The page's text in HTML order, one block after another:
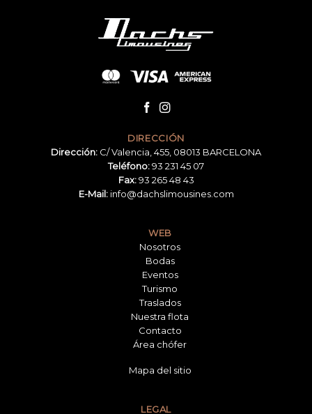
DIRECCIÓN
Dirección: C/ Valencia, 455, 08013 BARCELONA
Teléfono:93 231 45 07
Fax:93 265 48 43
E-Mail: info@dachslimousines.com
WEB
Nosotros
Bodas
Eventos
Turismo
Traslados
Nuestra flota
Contacto
Área chófer
Mapa del sitio
LEGAL